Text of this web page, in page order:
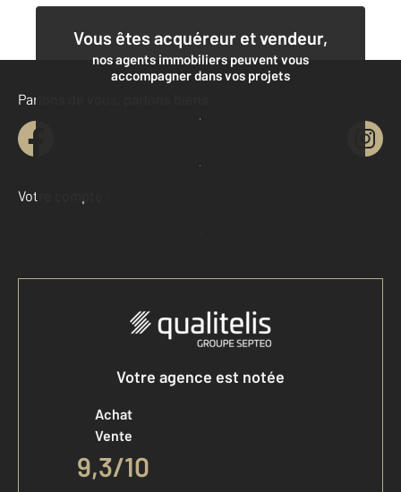
Vous êtes acquéreur et vendeur,
nos agents immobiliers peuvent vous
accompagner dans vos projets
Contacter l'agence
Demander une estimation
Parlons de vous, parlons biens
Votre compte :
Accéder à mon compte
Votre agence est notée
Achat
Vente
9,3/10